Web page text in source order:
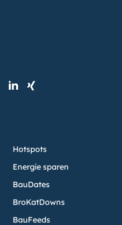
Hotspots
Energie sparen
BauDates
BroKatDowns
BauFeeds